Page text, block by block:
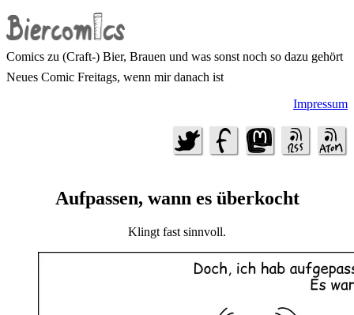
Comics zu (Craft-) Bier, Brauen und was sonst noch so dazu gehört
Neues Comic Freitags, wenn mir danach ist
Impressum
Aufpassen, wann es überkocht
Klingt fast sinnvoll.